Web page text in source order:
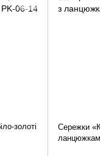
золоті
Сережки